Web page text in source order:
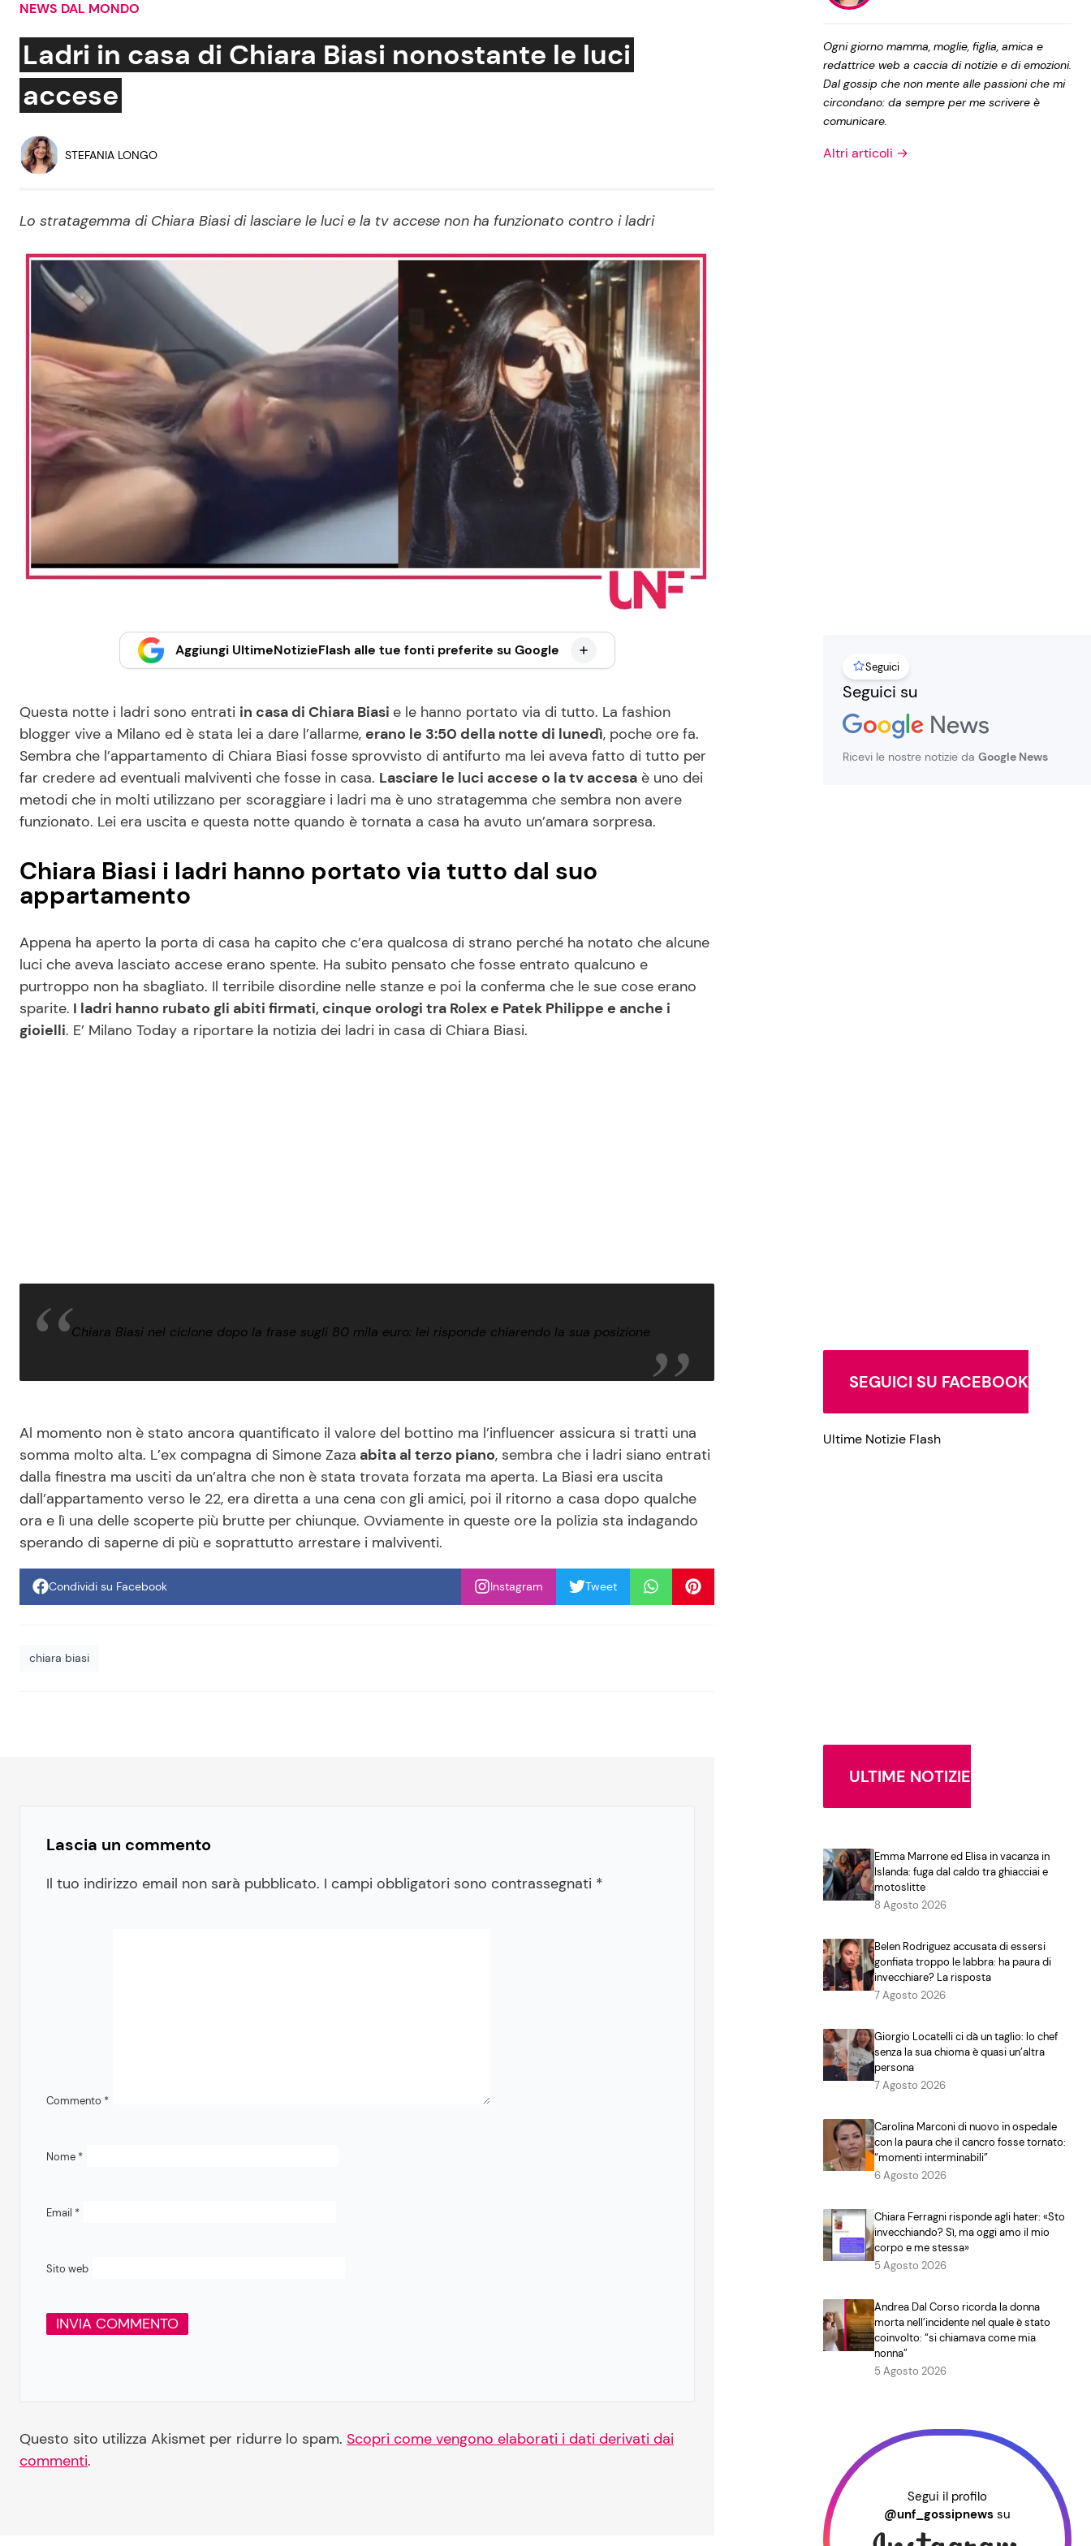
Social News
News dal mondo
Mondo Mamma Le Ricette in TV
Ricette Facili e Veloci
Ricette Feste
Ricette per Bambini
Privacy Policy
NEWS DAL MONDO
Ladri in casa di Chiara Biasi nonostante le luci
accese
STEFANIA LONGO
Lo stratagemma di Chiara Biasi di lasciare le luci e la tv accese non ha funzionato contro i ladri
Aggiungi UltimeNotizieFlash alle tue fonti preferite su Google
Questa notte i ladri sono entrati in casa di Chiara Biasi e le hanno portato via di tutto. La fashion
blogger vive a Milano ed è stata lei a dare l’allarme, erano le 3:50 della notte di lunedì, poche ore fa.
Sembra che l’appartamento di Chiara Biasi fosse sprovvisto di antifurto ma lei aveva fatto di tutto per
far credere ad eventuali malviventi che fosse in casa. Lasciare le luci accese o la tv accesa è uno dei
metodi che in molti utilizzano per scoraggiare i ladri ma è uno stratagemma che sembra non avere
funzionato. Lei era uscita e questa notte quando è tornata a casa ha avuto un’amara sorpresa.
Chiara Biasi i ladri hanno portato via tutto dal suo
appartamento
Appena ha aperto la porta di casa ha capito che c’era qualcosa di strano perché ha notato che alcune
luci che aveva lasciato accese erano spente. Ha subito pensato che fosse entrato qualcuno e
purtroppo non ha sbagliato. Il terribile disordine nelle stanze e poi la conferma che le sue cose erano
sparite. I ladri hanno rubato gli abiti firmati, cinque orologi tra Rolex e Patek Philippe e anche i
gioielli. E’ Milano Today a riportare la notizia dei ladri in casa di Chiara Biasi.
Chiara Biasi nel ciclone dopo la frase sugli 80 mila euro: lei risponde chiarendo la sua posizione
Al momento non è stato ancora quantificato il valore del bottino ma l’influencer assicura si tratti una
somma molto alta. L’ex compagna di Simone Zaza abita al terzo piano, sembra che i ladri siano entrati
dalla finestra ma usciti da un’altra che non è stata trovata forzata ma aperta. La Biasi era uscita
dall’appartamento verso le 22, era diretta a una cena con gli amici, poi il ritorno a casa dopo qualche
ora e lì una delle scoperte più brutte per chiunque. Ovviamente in queste ore la polizia sta indagando
sperando di saperne di più e soprattutto arrestare i malviventi.
Condividi su Facebook Instagram Tweet
chiara biasi
Lascia un commento
Il tuo indirizzo email non sarà pubblicato. I campi obbligatori sono contrassegnati *
Commento *
Nome *
Email *
Sito web
Questo sito utilizza Akismet per ridurre lo spam. Scopri come vengono elaborati i dati derivati dai
commenti.
Ogni giorno mamma, moglie, figlia, amica e
redattrice web a caccia di notizie e di emozioni.
Dal gossip che non mente alle passioni che mi
circondano: da sempre per me scrivere è
comunicare.
Altri articoli →
Seguici
Seguici su
Ricevi le nostre notizie da Google News
SEGUICI SU FACEBOOK
Ultime Notizie Flash
ULTIME NOTIZIE
Emma Marrone ed Elisa in vacanza in
Islanda: fuga dal caldo tra ghiacciai e
motoslitte
8 Agosto 2026
Belen Rodriguez accusata di essersi
gonfiata troppo le labbra: ha paura di
invecchiare? La risposta
7 Agosto 2026
Giorgio Locatelli ci dà un taglio: lo chef
senza la sua chioma è quasi un’altra
persona
7 Agosto 2026
Carolina Marconi di nuovo in ospedale
con la paura che il cancro fosse tornato:
“momenti interminabili”
6 Agosto 2026
Chiara Ferragni risponde agli hater: «Sto
invecchiando? Sì, ma oggi amo il mio
corpo e me stessa»
5 Agosto 2026
Andrea Dal Corso ricorda la donna
morta nell’incidente nel quale è stato
coinvolto: “si chiamava come mia
nonna”
5 Agosto 2026
Segui il profilo
@unf_gossipnews su